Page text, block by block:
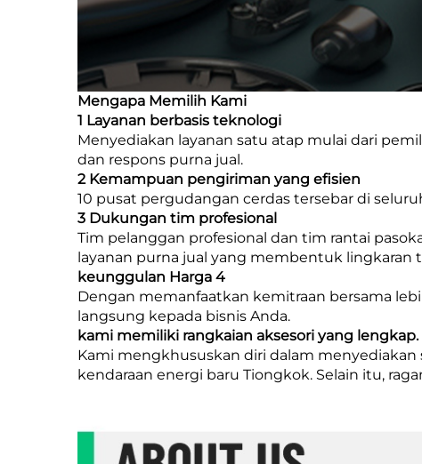
Mengapa Memilih Kami
1 Layanan berbasis teknologi
Menyediakan layanan satu atap mulai dari
dan respons purna jual.
2 Kemampuan pengiriman yang efisien
10 pusat pergudangan cerdas tersebar di
3 Dukungan tim profesional
Tim pelanggan profesional dan tim rantai
layanan purna jual yang membentuk lingkaran
keunggulan Harga 4
Dengan memanfaatkan kemitraan bersama
langsung kepada bisnis Anda.
kami memiliki rangkaian aksesori yang lengkap.
Kami mengkhususkan diri dalam
kendaraan energi baru Tiongkok. Selain itu,